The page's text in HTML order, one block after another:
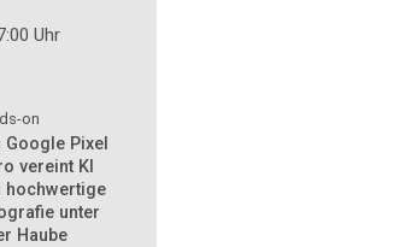
Uhr
on
Google Pixel
vereint KI
hochwertige
unter
Haube